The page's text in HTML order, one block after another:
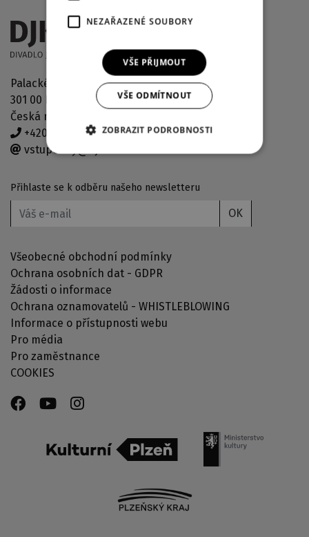
Palackého náměstí 2971/30
301 00 Plzeň
Česká republika
+420 378 038 190
vstupenky@djkt.eu
Přihlaste se k odběru našeho newsletteru
OK
Všeobecné obchodní podmínky
Ochrana osobních dat - GDPR
Žádosti o informace
Ochrana oznamovatelů - WHISTLEBLOWING
Informace o přístupnosti webu
Pro média
Pro zaměstnance
COOKIES
NEZAŘAZENÉ SOUBORY
VŠE PŘIJMOUT
VŠE ODMÍTNOUT
ZOBRAZIT PODROBNOSTI